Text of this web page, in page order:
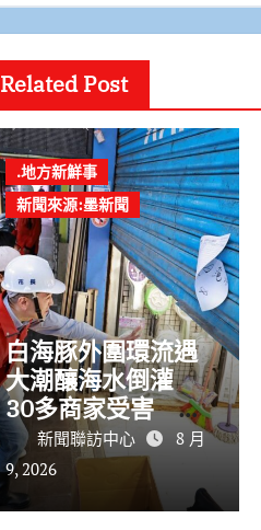
Related Post
.地方新鮮事
新聞來源:墨新聞
白海豚外圍環流遇
大潮釀海水倒灌
30多商家受害 謝
國樑親赴慰問
新聞聯訪中心
8 月
9, 2026